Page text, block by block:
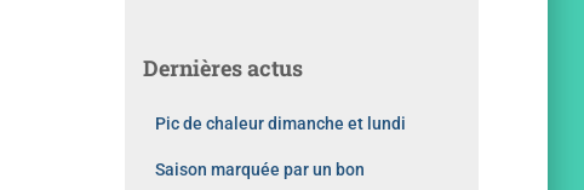
Dernières actus
Pic de chaleur dimanche et lundi
Saison marquée par un bon